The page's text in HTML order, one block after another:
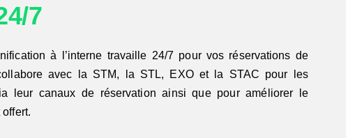
7
à l’interne travaille 24/7 pour vos réservations de
avec la STM, la STL, EXO et la STAC pour les
leur canaux de réservation ainsi que pour améliorer le